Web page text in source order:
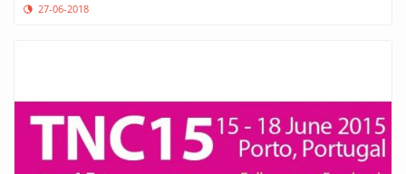
27-06-2018